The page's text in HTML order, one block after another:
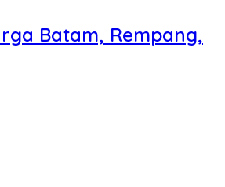
Batam, Rempang,